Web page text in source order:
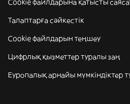
Талаптарға сәйкестік
Cookie файлдарын теңшеу
Цифрлық қызметтер туралы заң
Еуропалық арнайы мүмкіндіктер